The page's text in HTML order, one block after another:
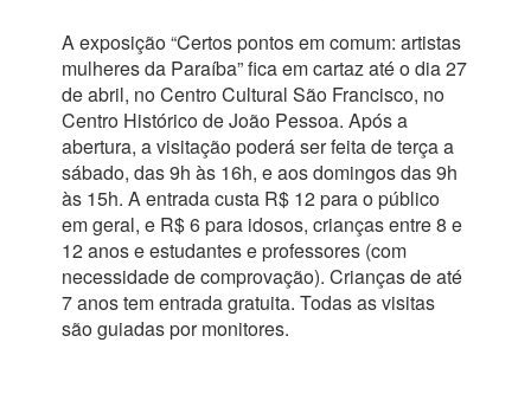
A exposição “Certos pontos em comum: artistas
mulheres da Paraíba” fica em cartaz até o dia 27
de abril, no Centro Cultural São Francisco, no
Centro Histórico de João Pessoa. Após a
abertura, a visitação poderá ser feita de terça a
sábado, das 9h às 16h, e aos domingos das 9h
às 15h. A entrada custa R$ 12 para o público
em geral, e R$ 6 para idosos, crianças entre 8 e
12 anos e estudantes e professores (com
necessidade de comprovação). Crianças de até
7 anos tem entrada gratuita. Todas as visitas
são guiadas por monitores.